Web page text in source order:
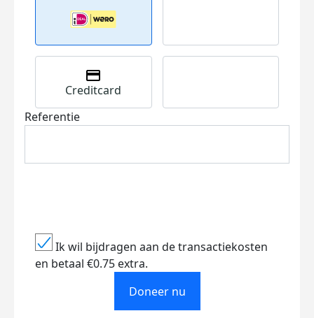
Creditcard
Referentie
Ik wil bijdragen aan de transactiekosten
en betaal €0.75 extra.
Doneer nu